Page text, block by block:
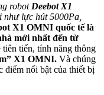
robot Deebot X1
lực hút 5000Pa,
X1 OMNI quốc tế là
mới nhất đến từ
tiến, tính năng thông
X1 OMNI. Và chúng
nổi bật của thiết bị